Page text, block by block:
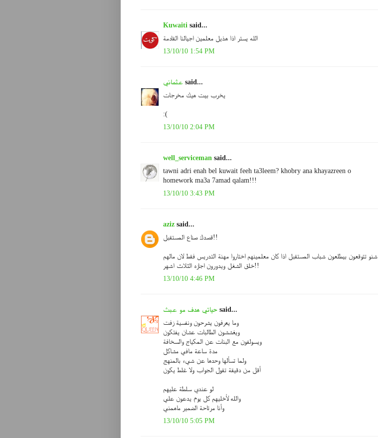
Kuwaiti said...
الله يستر اذا هذيل معلمين اجيالنا القادمة
13/10/10 1:54 PM
عثماني said...
يخرب بيت هيك مخرجات
:(
13/10/10 2:04 PM
well_serviceman said...
tawni adri enah bel kuwait feeh ta3leem? khobry ana khayazreen o
homework ma3a 7amad qalam!!!
13/10/10 3:43 PM
aziz said...
قصدك صناع المستقبل!!
شنو تتوقعون بيطلعون شباب المستقبل اذا كان معلمينهم اختاروا مهنة التدريس فقط لان مالهم
خلق الشغل ويدورون اجازه الثلاث اشهر!!
13/10/10 4:46 PM
حياتي هدف مو عبث said...
وما يعرفون يشرحون ونفسية زفت
ويغششون الطالبات عشان يفتكون
ويسولفون مع البنات عن المكياج والسخافة
مدة ساعة مافي مشاكل
ولما تسألها وحدها عن شيء بالمنهج
أقل من دقيقة تقول الجواب ولا غلط يكون
لو عندي سلطة عليهم
والله لأخليهم كل يوم يدعون علي
وأنا مرتاحة الضمير ماهمني
13/10/10 5:05 PM